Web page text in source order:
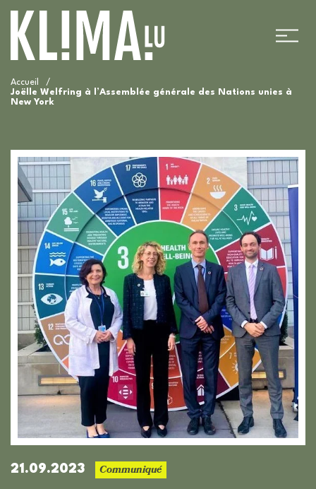
Accueil
/
Joëlle Welfring à l’Assemblée générale des Nations unies à
New York
21.09.2023 Communiqué